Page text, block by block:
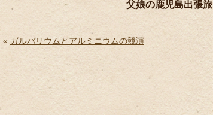
父娘の鹿児島出張旅
« ガルバリウムとアルミニウムの競演